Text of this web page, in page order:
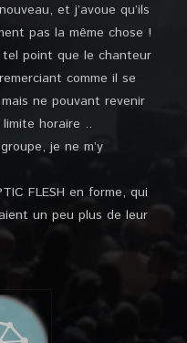
et j’avoue qu’ils
pas la même chose !
tel point que le chanteur
comme il se
ne pouvant revenir
horaire ..
je ne m’y
FLESH en forme, qui
un peu plus de leur